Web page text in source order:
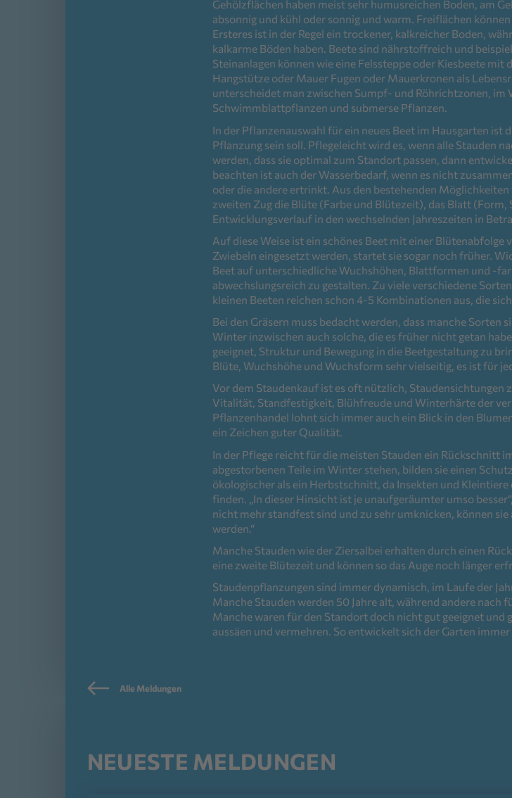
Gehölzflächen haben meist sehr humusreichen Boden, am
absonnig und kühl oder sonnig und warm. Freiflächen
Ersteres ist in der Regel ein trockener, kalkreicher Boden,
kalkarme Böden haben. Beete sind nährstoffreich und
Steinanlagen können wie eine Felssteppe oder Kiesbeete mit
Hangstütze oder Mauer Fugen oder Mauerkronen als
unterscheidet man zwischen Sumpf- und Röhrichtzonen, im
Schwimmblattpflanzen und submerse Pflanzen.
In der Pflanzenauswahl für ein neues Beet im Hausgarten ist
Pflanzung sein soll. Pflegeleicht wird es, wenn alle Stauden
werden, dass sie optimal zum Standort passen, dann
beachten ist auch der Wasserbedarf, wenn es nicht
oder die andere ertrinkt. Aus den bestehenden
zweiten Zug die Blüte (Farbe und Blütezeit), das Blatt
Entwicklungsverlauf in den wechselnden Jahreszeiten in
Auf diese Weise ist ein schönes Beet mit einer Blütenabfolge
Zwiebeln eingesetzt werden, startet sie sogar noch früher.
Beet auf unterschiedliche Wuchshöhen, Blattformen und -
abwechslungsreich zu gestalten. Zu viele verschiedene
kleinen Beeten reichen schon 4-5 Kombinationen aus, die
Bei den Gräsern muss bedacht werden, dass manche Sorten
Winter inzwischen auch solche, die es früher nicht getan
geeignet, Struktur und Bewegung in die Beetgestaltung zu
Blüte, Wuchshöhe und Wuchsform sehr vielseitig, es ist für
Vor dem Staudenkauf ist es oft nützlich, Staudensichtungen
Vitalität, Standfestigkeit, Blühfreude und Winterhärte der
Pflanzenhandel lohnt sich immer auch ein Blick in den
ein Zeichen guter Qualität.
In der Pflege reicht für die meisten Stauden ein Rückschnitt
abgestorbenen Teile im Winter stehen, bilden sie einen
ökologischer als ein Herbstschnitt, da Insekten und
finden. „In dieser Hinsicht ist je unaufgeräumter umso
nicht mehr standfest sind und zu sehr umknicken, können
werden.“
Manche Stauden wie der Ziersalbei erhalten durch einen
eine zweite Blütezeit und können so das Auge noch länger
Staudenpflanzungen sind immer dynamisch, im Laufe der
Manche Stauden werden 50 Jahre alt, während andere nach
Manche waren für den Standort doch nicht gut geeignet und
aussäen und vermehren. So entwickelt sich der Garten
Alle Meldungen
NEUESTE MELDUNGEN